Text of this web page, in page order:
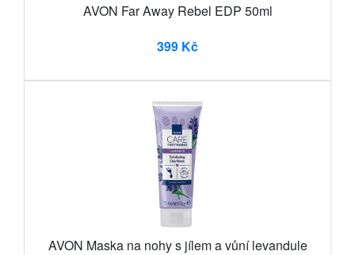
AVON Far Away Rebel EDP 50ml
399 Kč
AVON Maska na nohy s jílem a vůní levandule